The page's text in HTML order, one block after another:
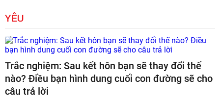
YÊU
Trắc nghiệm: Sau kết hôn bạn sẽ thay đổi thế
nào? Điều bạn hình dung cuối con đường sẽ cho
câu trả lời